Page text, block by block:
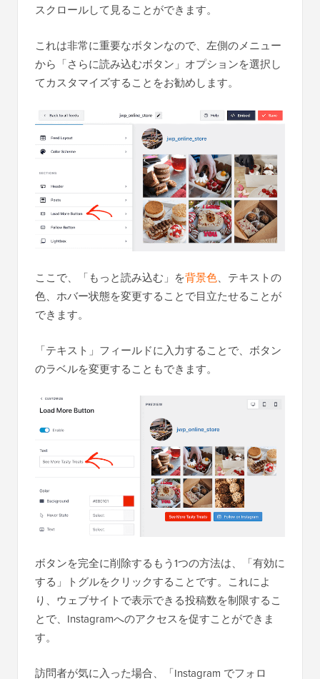
スクロールして見ることができます。
これは非常に重要なボタンなので、左側のメニュー
から「さらに読み込むボタン」オプションを選択し
てカスタマイズすることをお勧めします。
ここで、「もっと読み込む」を背景色、テキストの
色、ホバー状態を変更することで目立たせることが
できます。
「テキスト」フィールドに入力することで、ボタン
のラベルを変更することもできます。
ボタンを完全に削除するもう1つの方法は、「有効に
する」トグルをクリックすることです。これによ
り、ウェブサイトで表示できる投稿数を制限するこ
とで、Instagramへのアクセスを促すことができま
す。
訪問者が気に入った場合、「Instagram でフォロ